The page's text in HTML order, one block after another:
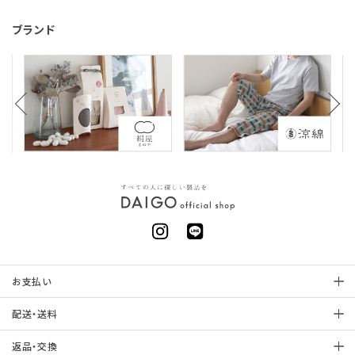
ブランド
お支払い
配送・送料
返品・交換